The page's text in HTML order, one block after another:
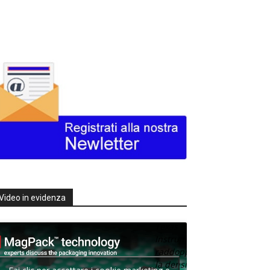
in evidenza
Texas
raddoppia
la densità